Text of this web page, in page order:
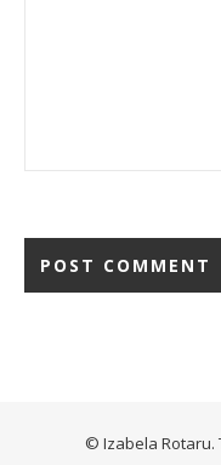
© Izabela Rotaru.